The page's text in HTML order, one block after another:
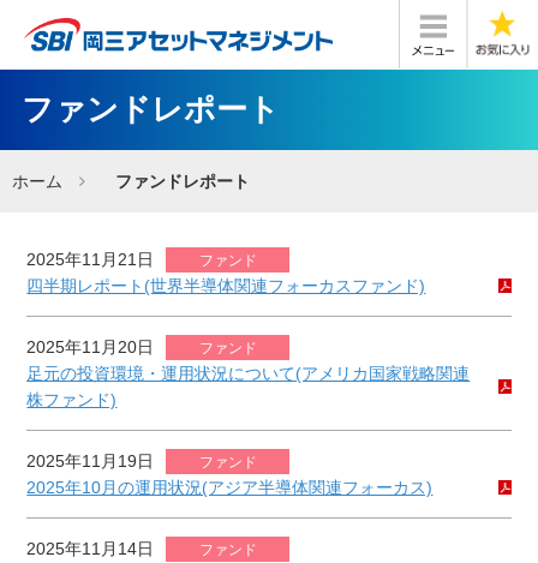
ファンドレポート
ホーム ファンドレポート
2025年11月21日 ファンド
四半期レポート(世界半導体関連フォーカスファンド)
2025年11月20日 ファンド
足元の投資環境・運用状況について(アメリカ国家戦略関連
株ファンド)
2025年11月19日 ファンド
2025年10月の運用状況(アジア半導体関連フォーカス)
2025年11月14日 ファンド